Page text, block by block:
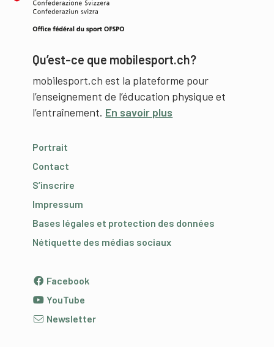
Qu’est-ce que mobilesport.ch?
mobilesport.ch est la plateforme pour
l’enseignement de l’éducation physique et
l’entraînement. En savoir plus
Portrait
Contact
S’inscrire
Impressum
Bases légales et protection des données
Nétiquette des médias sociaux
Facebook
YouTube
Newsletter